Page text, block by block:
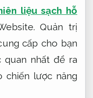
liệu sạch hỗ
Quản trị
cấp cho bạn
quan nhất để ra
chiến lược năng